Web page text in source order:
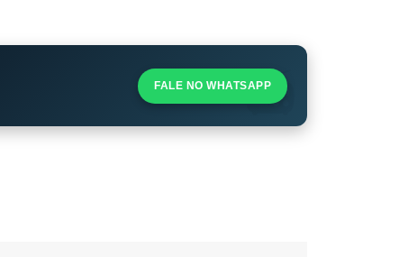
FALE NO WHATSAPP